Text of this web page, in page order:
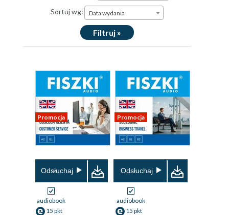
Sortuj wg: Data wydania
Filtruj »
Promocja
Odsłuchaj
audiobook
15 pkt
Promocja
Odsłuchaj
audiobook
15 pkt